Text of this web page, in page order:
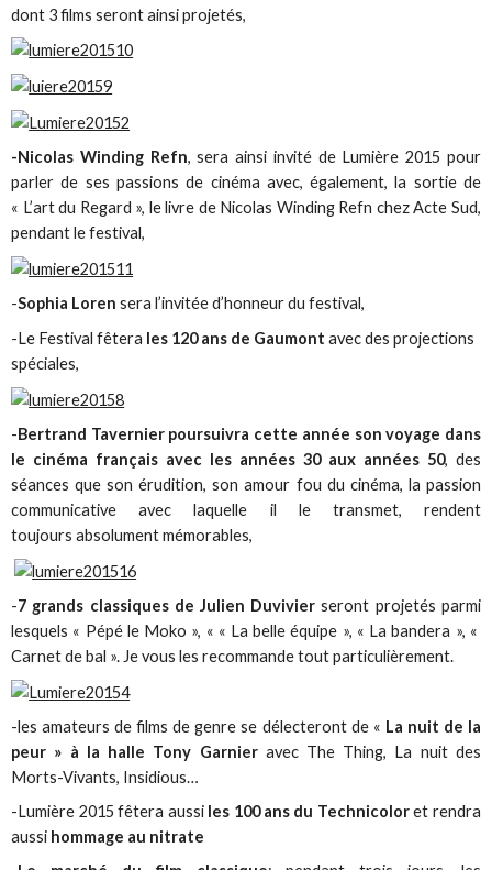
dont 3 films seront ainsi projetés,
-Nicolas Winding Refn, sera ainsi invité de Lumière 2015 pour
parler de ses passions de cinéma avec, également, la sortie de
« L’art du Regard », le livre de Nicolas Winding Refn chez Acte Sud,
pendant le festival,
-Sophia Loren sera l’invitée d’honneur du festival,
-Le Festival fêtera les 120 ans de Gaumont avec des projections
spéciales,
-Bertrand Tavernier poursuivra cette année son voyage dans
le cinéma français avec les années 30 aux années 50, des
séances que son érudition, son amour fou du cinéma, la passion
communicative avec laquelle il le transmet, rendent
toujours absolument mémorables,
-7 grands classiques de Julien Duvivier seront projetés parmi
lesquels « Pépé le Moko », « « La belle équipe », « La bandera », «
Carnet de bal ». Je vous les recommande tout particulièrement.
-les amateurs de films de genre se délecteront de « La nuit de la
peur » à la halle Tony Garnieravec The Thing, La nuit des
Morts-Vivants, Insidious…
-Lumière 2015 fêtera aussi les 100 ans du Technicoloret rendra
aussi hommage au nitrate